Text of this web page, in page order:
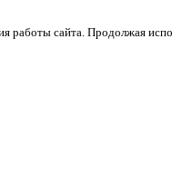
сайта. Продолжая